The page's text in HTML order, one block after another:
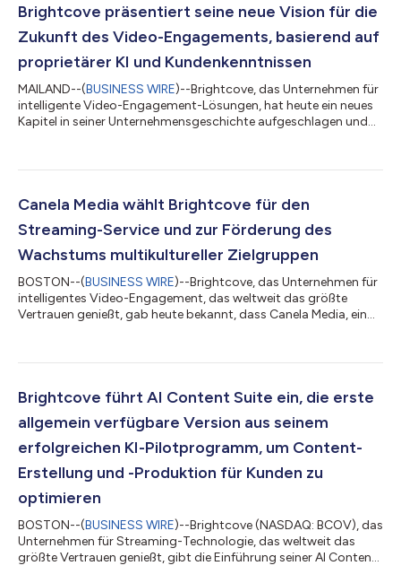
Brightcove präsentiert seine neue Vision für die
Zukunft des Video-Engagements, basierend auf
proprietärer KI und Kundenkenntnissen
MAILAND--(BUSINESS WIRE)--Brightcove, das Unternehmen für
intelligente Video-Engagement-Lösungen, hat heute ein neues
Kapitel in seiner Unternehmensgeschichte aufgeschlagen und
bekräftigt. Mit der Unterstützung seines neuen Eigentümers
proprietären KI-Technologie gestaltet Brightcove seine
Plattform neu, um den wachsenden Anforde...
Canela Media wählt Brightcove für den
Streaming-Service und zur Förderung des
Wachstums multikultureller Zielgruppen
BOSTON--(BUSINESS WIRE)--Brightcove, das Unternehmen für
intelligentes Video-Engagement, das weltweit das größte
Vertrauen genießt, gab heute bekannt, dass Canela Media, ein
Brightcove erweitert, um seinen Streaming-Dienst zu stärken.
Videotechnologie von Brightcove wird Canela Media das
Wachstum vorantreiben, indem es die Streaming-Funktione...
Brightcove führt AI Content Suite ein, die erste
allgemein verfügbare Version aus seinem
erfolgreichen KI-Pilotprogramm, um Content-
Erstellung und -Produktion für Kunden zu
optimieren
BOSTON--(BUSINESS WIRE)--Brightcove (NASDAQ: BCOV), das
Unternehmen für Streaming-Technologie, das weltweit das
größte Vertrauen genießt, gibt die Einführung seiner AI Content